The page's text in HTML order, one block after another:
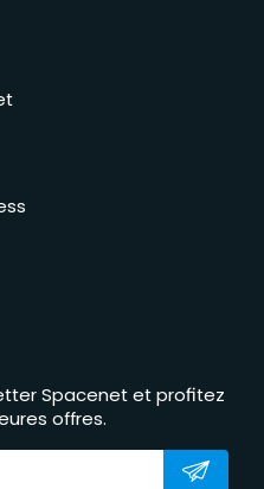
Spacenet et profitez
offres.